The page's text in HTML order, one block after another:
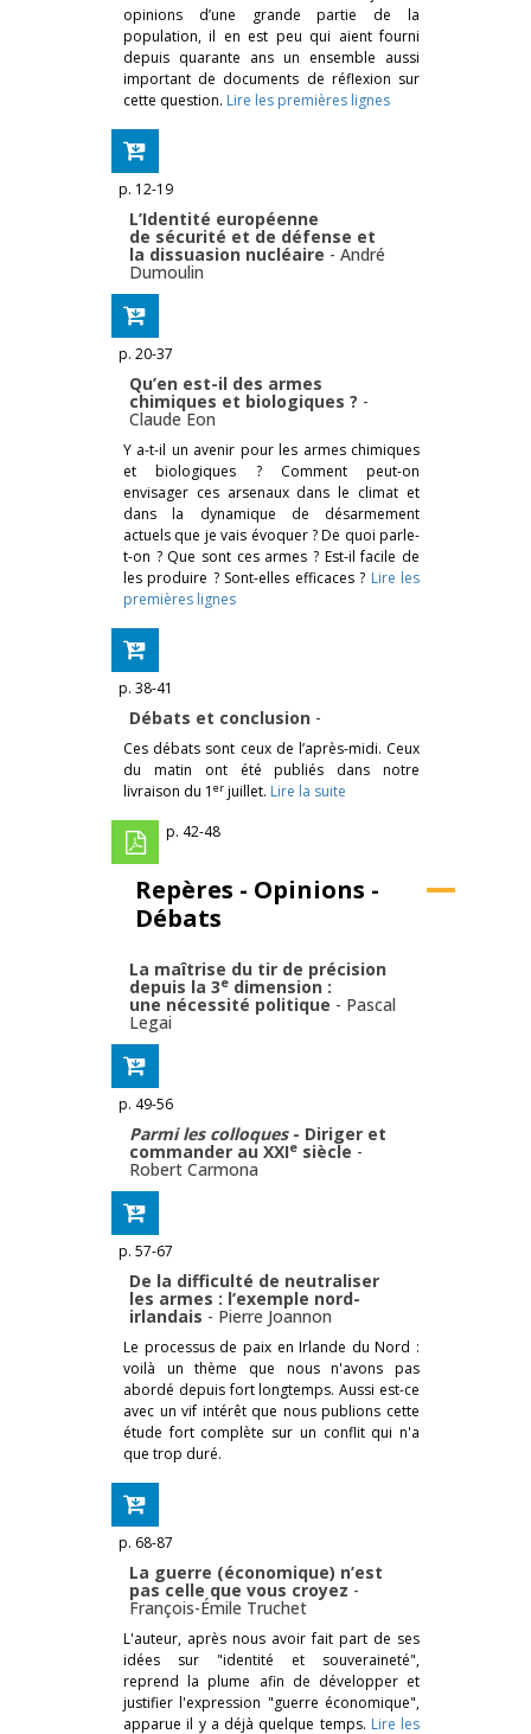
opinions d’une grande partie de la
population, il en est peu qui aient fourni
depuis quarante ans un ensemble aussi
important de documents de réflexion sur
cette question. Lire les premières lignes
p. 12-19
L’Identité européenne
de sécurité et de défense et
la dissuasion nucléaire - André
Dumoulin
p. 20-37
Qu’en est-il des armes
chimiques et biologiques ? -
Claude Eon
Y a-t-il un avenir pour les armes chimiques
et biologiques ? Comment peut-on
envisager ces arsenaux dans le climat et
dans la dynamique de désarmement
actuels que je vais évoquer ? De quoi parle-
t-on ? Que sont ces armes ? Est-il facile de
les produire ? Sont-elles efficaces ? Lire les
premières lignes
p. 38-41
Débats et conclusion -
Ces débats sont ceux de l’après-midi. Ceux
du matin ont été publiés dans notre
livraison du 1 er juillet. Lire la suite
p. 42-48
Repères - Opinions -
Débats
La maîtrise du tir de précision
depuis la 3e dimension :
une nécessité politique - Pascal
Legai
p. 49-56
Parmi les colloques- Diriger et
commander au XXIe siècle -
Robert Carmona
p. 57-67
De la difficulté de neutraliser
les armes : l’exemple nord-
irlandais - Pierre Joannon
Le processus de paix en Irlande du Nord :
voilà un thème que nous n'avons pas
abordé depuis fort longtemps. Aussi est-ce
avec un vif intérêt que nous publions cette
étude fort complète sur un conflit qui n'a
que trop duré.
p. 68-87
La guerre (économique) n’est
pas celle que vous croyez -
François-Émile Truchet
L'auteur, après nous avoir fait part de ses
idées sur "identité et souveraineté",
reprend la plume afin de développer et
justifier l'expression "guerre économique",
apparue il y a déjà quelque temps. Lire les